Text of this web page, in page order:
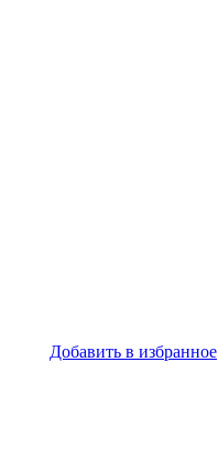
Добавить в избранное